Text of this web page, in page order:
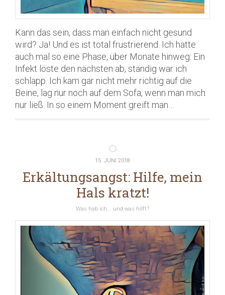
Kann das sein, dass man einfach nicht gesund
wird? Ja! Und es ist total frustrierend. Ich hatte
auch mal so eine Phase, über Monate hinweg: Ein
Infekt löste den nächsten ab, ständig war ich
schlapp. Ich kam gar nicht mehr richtig auf die
Beine, lag nur noch auf dem Sofa, wenn man mich
nur ließ. In so einem Moment greift man…
15. JUNI 2018
Erkältungsangst: Hilfe, mein
Hals kratzt!
Was hab ich... und was hilft?